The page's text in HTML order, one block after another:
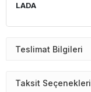
LADA
Teslimat Bilgileri
Taksit Seçenekleri